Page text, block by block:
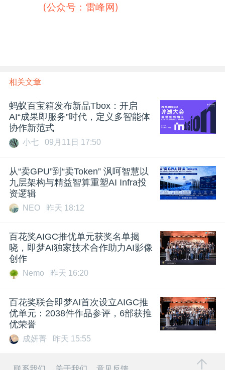
(公众号：雷峰网)
相关文章
蚂蚁百宝箱发布新品Tbox：开启
AI“成果即服务”时代，定义多智能体
协作新范式
小七 09月11日 17:50
从“卖GPU”到“卖Token” 沨呵智慧以
九层架构与精益智算重塑AI Infra投
资逻辑
NEO 昨天 18:12
百花奖AIGC推优单元获奖名单揭
晓，即梦AI独家技术合作助力AI影像
创作
Nemo 昨天 16:20
百花奖联合即梦AI首次设立AIGC推
优单元：2038件作品参评，6部获推
优荣誉
成妍菁 昨天 15:55